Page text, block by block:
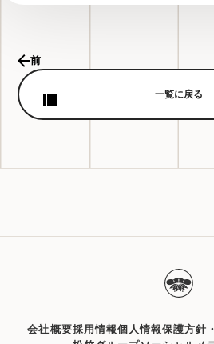
前
一覧に戻る
会社概要採用情報個人情報保護方針